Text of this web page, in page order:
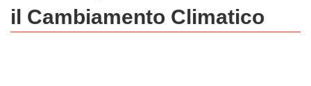
il Cambiamento Climatico